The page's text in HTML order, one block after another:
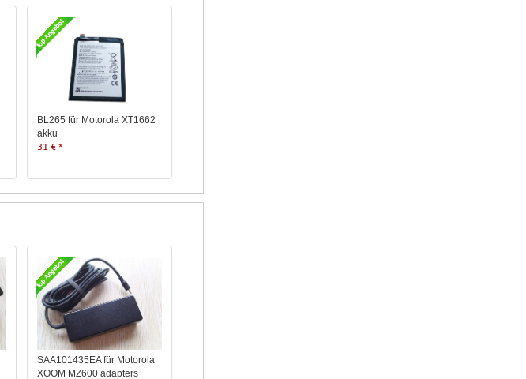
BL265 für Motorola XT1662
akku
31 € *
SAA101435EA für Motorola
XOOM MZ600 adapters